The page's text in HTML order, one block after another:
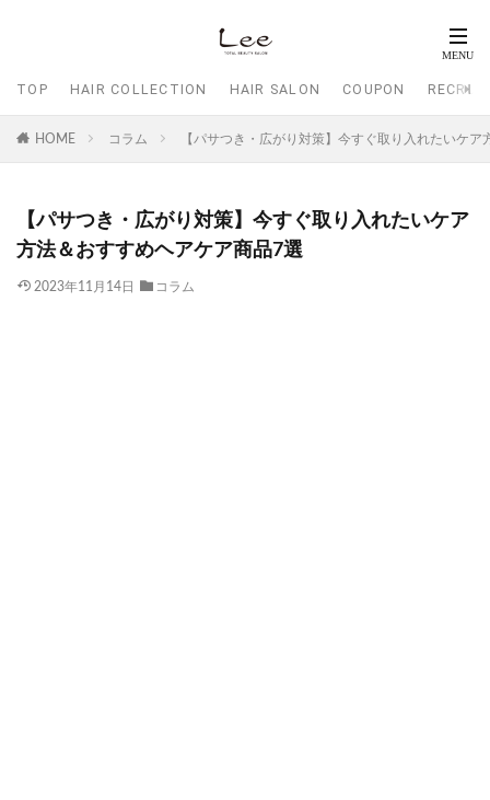
TOP HAIR COLLECTION HAIR SALON COUPON
HOME コラム 【パサつき・広がり対策】今すぐ取り入れたいケ
【パサつき・広がり対策】今すぐ取り入れたいケア
方法＆おすすめヘアケア商品7選
2023年11月14日 コラム